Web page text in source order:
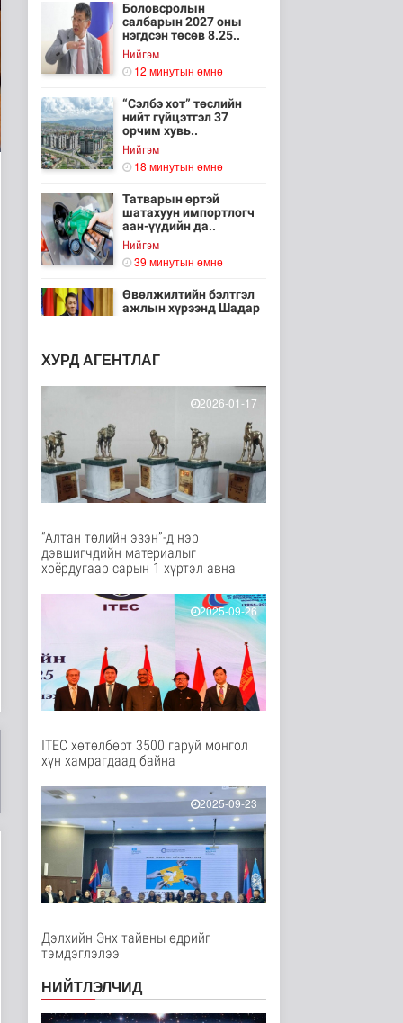
Боловсролын
салбарын 2027 оны
нэгдсэн төсөв 8.25..
Нийгэм
12 минутын өмнө
“Сэлбэ хот” төслийн
нийт гүйцэтгэл 37
орчим хувь..
Нийгэм
18 минутын өмнө
Татварын өртэй
шатахуун импортлогч
аан-үүдийн да..
Нийгэм
39 минутын өмнө
Өвөлжилтийн бэлтгэл
ажлын хүрээнд Шадар
40 минутын өмнө
Нийслэлийн 5
байршилд авто зам
Нийгэм
42 минутын өмнө
Шүүхээр хянан
шийдвэрлэгдсэн
Нийгэм
47 минутын өмнө
Өвлийн халаалтын
улиралд 80 мянган
тонн нүүрс нө..
48 минутын өмнө
Эрсдэл мэдэгдэх цэсэд
хүүхдэд аюул учруулж
болзо..
50 минутын өмнө
НИТХ дахь МАН-ын
бүлэг хуралджээ
Нийгэм
56 минутын өмнө
Монголын авто замын
талаас илүү хувь нь 13-
аас д..
төгссөн бол..
Нийгэм
2 цаг 3 минутын өмнө
ХУРД АГЕНТЛАГ
2026-01-17
“Алтан төлийн эзэн”-д нэр
дэвшигчдийн материалыг
хоёрдугаар сарын 1 хүртэл авна
2025-09-26
ITEC хөтөлбөрт 3500 гаруй монгол
хүн хамрагдаад байна
2025-09-23
Дэлхийн Энх тайвны өдрийг
тэмдэглэлээ
НИЙТЛЭЛЧИД